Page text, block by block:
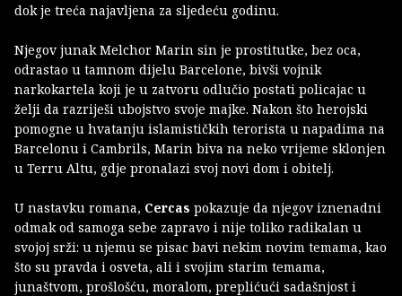
dok je treća najavljena za sljedeću godinu.
Njegov junak Melchor Marin sin je prostitutke, bez oca,
odrastao u tamnom dijelu Barcelone, bivši vojnik
narkokartela koji je u zatvoru odlučio postati policajac u
želji da razriješi ubojstvo svoje majke. Nakon što herojski
pomogne u hvatanju islamističkih terorista u napadima na
Barcelonu i Cambrils, Marin biva na neko vrijeme sklonjen
u Terru Altu, gdje pronalazi svoj novi dom i obitelj.
U nastavku romana, Cercas pokazuje da njegov iznenadni
odmak od samoga sebe zapravo i nije toliko radikalan u
svojoj srži: u njemu se pisac bavi nekim novim temama, kao
što su pravda i osveta, ali i svojim starim temama,
junaštvom, prošlošću, moralom, preplićući sadašnjost i